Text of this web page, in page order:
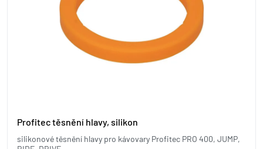
Profitec těsnění hlavy, silikon
silikonové těsnění hlavy pro kávovary Profitec PRO 400, JUMP,